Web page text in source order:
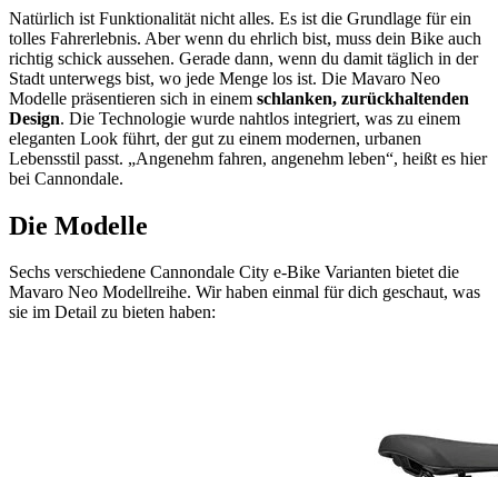
Natürlich ist Funktionalität nicht alles. Es ist die Grundlage für ein
tolles Fahrerlebnis. Aber wenn du ehrlich bist, muss dein Bike auch
richtig schick aussehen. Gerade dann, wenn du damit täglich in der
Stadt unterwegs bist, wo jede Menge los ist. Die Mavaro Neo
Modelle präsentieren sich in einem schlanken, zurückhaltenden
Design. Die Technologie wurde nahtlos integriert, was zu einem
eleganten Look führt, der gut zu einem modernen, urbanen
Lebensstil passt. „Angenehm fahren, angenehm leben“, heißt es hier
bei Cannondale.
Die Modelle
Sechs verschiedene Cannondale City e-Bike Varianten bietet die
Mavaro Neo Modellreihe. Wir haben einmal für dich geschaut, was
sie im Detail zu bieten haben: